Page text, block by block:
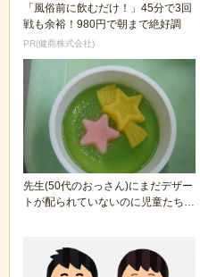
「風俗前に飲むだけ！」45分で3回
戦も余裕！980円で朝まで絶好調
PR(健商株式会社)
先生(50代のおっさん)にまだデザー
トが配られていないのに児童たちが